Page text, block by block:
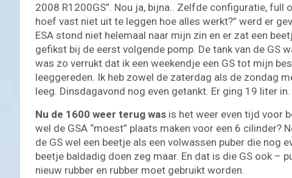
2008 R1200GS”. Nou ja, bijna.. Zelfde configuratie, full
hoef vast niet uit te leggen hoe alles werkt?” werd er
ESA stond niet helemaal naar mijn zin en er zat een
gefikst bij de eerst volgende pomp. De tank van de GS
was zo verrukt dat ik een weekendje een GS tot mijn
leeggereden. Ik heb zowel de zaterdag als de zondag
leeg. Dinsdagavond nog even getankt. Er ging 19 liter
Nu de 1600 weer terug was is het weer even tijd voor
wel de GSA “moest” plaats maken voor een 6 cilinder?
de GS wel een beetje als een volwassen puber die nog
beetje baldadig doen zeg maar. En dat is die GS ook –
nieuw rubber en rubber moet gebruikt worden.